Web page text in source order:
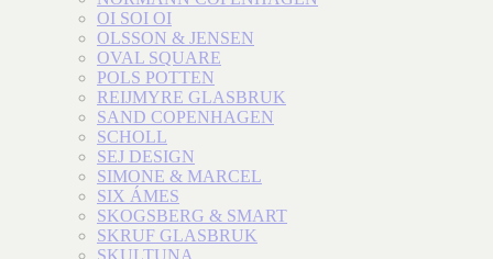
OI SOI OI
OLSSON & JENSEN
OVAL SQUARE
POLS POTTEN
REIJMYRE GLASBRUK
SAND COPENHAGEN
SCHOLL
SEJ DESIGN
SIMONE & MARCEL
SIX ÁMES
SKOGSBERG & SMART
SKRUF GLASBRUK
SKULTUNA